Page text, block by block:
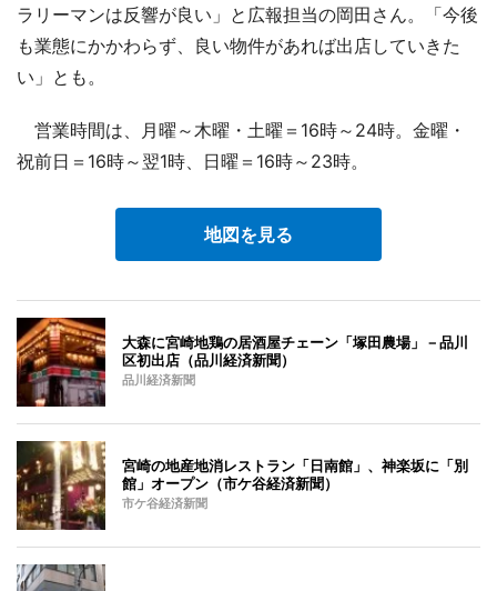
ラリーマンは反響が良い」と広報担当の岡田さん。「今後
も業態にかかわらず、良い物件があれば出店していきた
い」とも。
営業時間は、月曜～木曜・土曜＝16時～24時。金曜・
祝前日＝16時～翌1時、日曜＝16時～23時。
地図を見る
大森に宮崎地鶏の居酒屋チェーン「塚田農場」－品川
区初出店（品川経済新聞）
品川経済新聞
宮崎の地産地消レストラン「日南館」、神楽坂に「別
館」オープン（市ケ谷経済新聞）
市ケ谷経済新聞